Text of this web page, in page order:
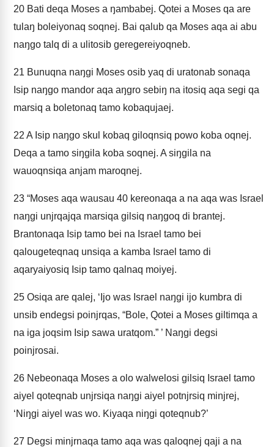
20 Bati deqa Moses a ŋambabej. Qotei a Moses qa are
tulaŋ boleiyonaq soqnej. Bai qalub qa Moses aqa ai abu
naŋgo talq di a ulitosib geregereiyoqneb.
21 Bunuqna naŋgi Moses osib yaq di uratonab sonaqa
Isip naŋgo mandor aqa aŋgro sebiŋ na itosiq aqa segi qa
marsiq a boletonaq tamo kobaqujaej.
22 A Isip naŋgo skul kobaq giloqnsiq powo koba oqnej.
Deqa a tamo siŋgila koba soqnej. A siŋgila na
wauoqnsiqa anjam maroqnej.
23 “Moses aqa wausau 40 kereonaqa a na aqa was Israel
naŋgi unjrqajqa marsiqa gilsiq naŋgoq di brantej.
Brantonaqa Isip tamo bei na Israel tamo bei
qalougeteqnaq unsiqa a kamba Israel tamo di
aqaryaiyosiq Isip tamo qalnaq moiyej.
25 Osiqa are qalej, ‘Ijo was Israel naŋgi ijo kumbra di
unsib endegsi poinjrqas, “Bole, Qotei a Moses giltimqa a
na iga joqsim Isip sawa uratqom.” ’ Naŋgi degsi
poinjrosai.
26 Nebeonaqa Moses a olo walwelosi gilsiq Israel tamo
aiyel qoteqnab unjrsiqa naŋgi aiyel potnjrsiq minjrej,
‘Niŋgi aiyel was wo. Kiyaqa niŋgi qoteqnub?’
27 Degsi minjrnaqa tamo aqa was qaloqnej qaji a na